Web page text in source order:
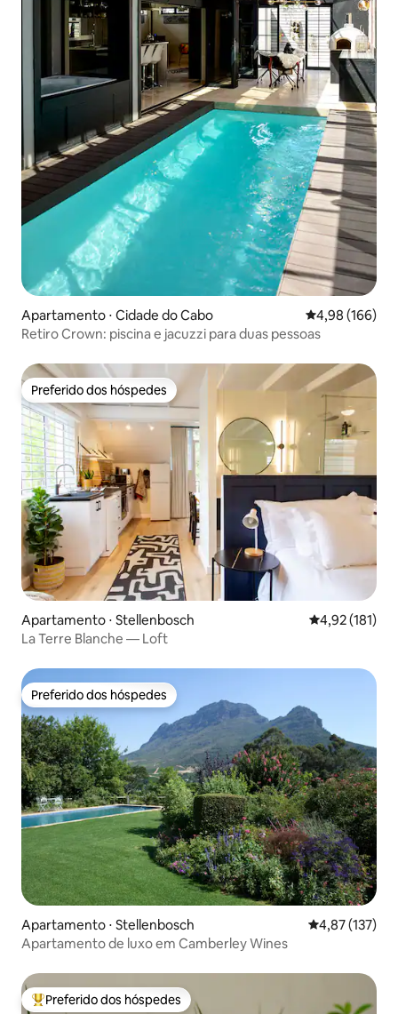
Apartamento ⋅ Cidade do Cabo 4,98 de uma
4,98 (166)
Retiro Crown: piscina e jacuzzi para duas pessoas
Preferido dos hóspedes
Preferido dos hóspedes
Apartamento ⋅ Stellenbosch 4,92 de uma
4,92 (181)
La Terre Blanche — Loft
Preferido dos hóspedes
Preferido dos hóspedes
Apartamento ⋅ Stellenbosch 4,87 de uma
4,87 (137)
Apartamento de luxo em Camberley Wines
Entre os melhores preferidos dos hóspedes
Preferido dos hóspedes